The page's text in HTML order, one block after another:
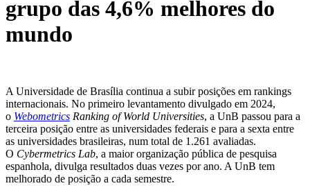
grupo das 4,6% melhores do
mundo
A Universidade de Brasília continua a subir posições em rankings
internacionais. No primeiro levantamento divulgado em 2024,
o Webometrics Ranking of World Universities, a UnB passou para a
terceira posição entre as universidades federais e para a sexta entre
as universidades brasileiras, num total de 1.261 avaliadas.
O Cybermetrics Lab, a maior organização pública de pesquisa
espanhola, divulga resultados duas vezes por ano. A UnB tem
melhorado de posição a cada semestre.